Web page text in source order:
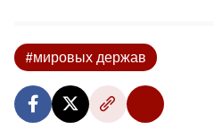
#мировых держав